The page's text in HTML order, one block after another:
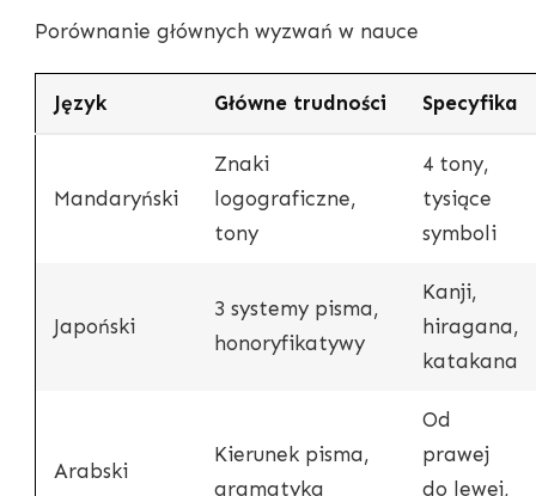
Porównanie głównych wyzwań w nauce
Język Główne trudności Specyfika
Mandaryński
Znaki
logograficzne,
tony
4 tony,
tysiące
symboli
Japoński
3 systemy pisma,
honoryfikatywy
Kanji,
hiragana,
katakana
Arabski
Kierunek pisma,
gramatyka
Od
prawej
do lewej,